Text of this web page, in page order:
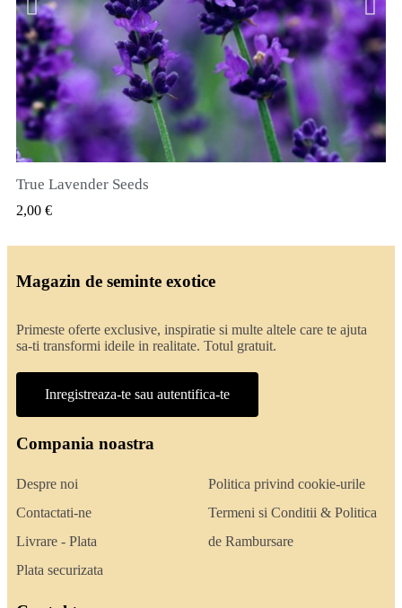
VIZUALIZARE RAPIDA
True Lavender Seeds
2,00 €
Magazin de seminte exotice
Primeste oferte exclusive, inspiratie si multe altele care te ajuta
sa-ti transformi ideile in realitate. Totul gratuit.
Inregistreaza-te sau autentifica-te
Compania noastra
Despre noi
Contactati-ne
Livrare - Plata
Plata securizata
Politica privind cookie-urile
Termeni si Conditii & Politica
de Rambursare